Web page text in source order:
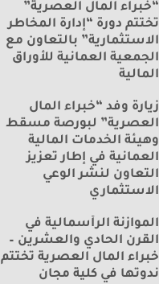
“خبراء المال العصرية”
تختتم دورة “إدارة المخاطر
الاستثمارية” بالتعاون مع
الجمعية العمانية للأوراق
المالية
زيارة وفد “خبراء المال
العصرية” لبورصة مسقط
وهيئة الخدمات المالية
العمانية في إطار تعزيز
التعاون لنشر الوعي
الاستثماري
الموازنة الرأسمالية في
القرن الحادي والعشرين –
خبراء المال العصرية تختتم
ندوتها في كلية مجان